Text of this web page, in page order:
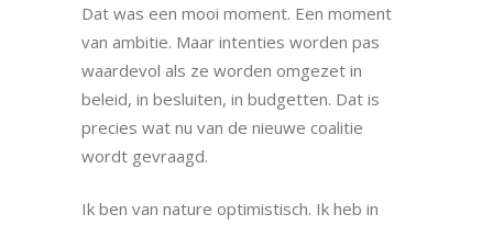
Dat was een mooi moment. Een moment
van ambitie. Maar intenties worden pas
waardevol als ze worden omgezet in
beleid, in besluiten, in budgetten. Dat is
precies wat nu van de nieuwe coalitie
wordt gevraagd.
Ik ben van nature optimistisch. Ik heb in